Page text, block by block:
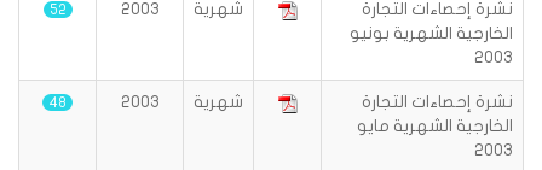
نشرة إحصاءات التجارة
الخارجية الشهرية بونيو
2003
شهرية 2003
52
نشرة إحصاءات التجارة
الخارجية الشهرية مايو
2003
شهرية 2003
48